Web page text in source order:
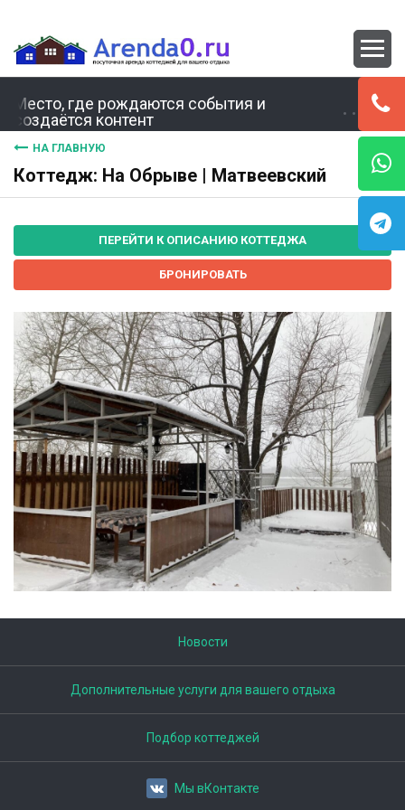
Место, где рождаются события и
создаётся контент
НА ГЛАВНУЮ
Коттедж: На Обрыве | Матвеевский
ПЕРЕЙТИ К ОПИСАНИЮ КОТТЕДЖА
БРОНИРОВАТЬ
Новости
Дополнительные услуги для вашего отдыха
Подбор коттеджей
Мы вКонтакте